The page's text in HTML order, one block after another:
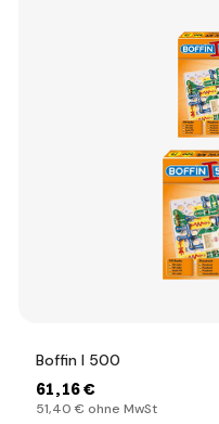
Boffin I 500
61,16 €
51,40 € ohne MwSt